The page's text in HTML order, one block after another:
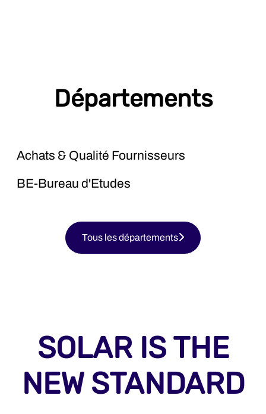
Départements
A&F - Administration & Finance
Achats & Qualité Fournisseurs
Achats & Qualité Fournisseurs
BE-Bureau d'Etudes
Tous les départements
SOLAR IS THE
NEW STANDARD